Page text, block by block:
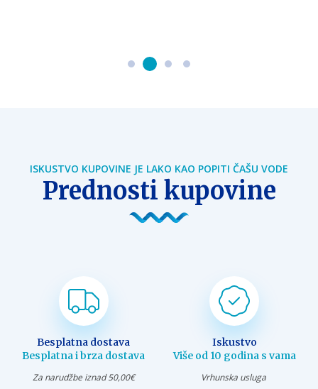
ISKUSTVO KUPOVINE JE LAKO KAO POPITI ČAŠU VODE
Prednosti kupovine
Besplatna dostava
Besplatna i brza dostava
Za narudžbe iznad 50,00€
Iskustvo
Više od 10 godina s vama
Vrhunska usluga